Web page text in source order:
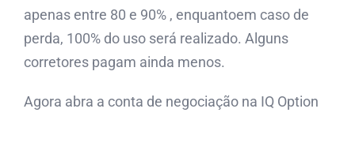
apenas entre 80 e 90% , enquantoem caso de
perda, 100% do uso será realizado. Alguns
corretores pagam ainda menos.
Agora abra a conta de negociação na IQ Option